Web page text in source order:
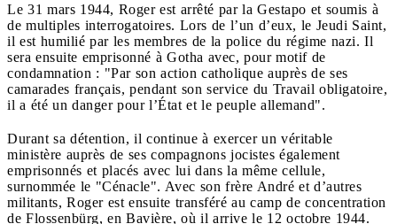
Le 31 mars 1944, Roger est arrêté par la Gestapo et soumis à
de multiples interrogatoires. Lors de l’un d’eux, le Jeudi Saint,
il est humilié par les membres de la police du régime nazi. Il
sera ensuite emprisonné à Gotha avec, pour motif de
condamnation : "Par son action catholique auprès de ses
camarades français, pendant son service du Travail obligatoire,
il a été un danger pour l’État et le peuple allemand".
Durant sa détention, il continue à exercer un véritable
ministère auprès de ses compagnons jocistes également
emprisonnés et placés avec lui dans la même cellule,
surnommée le "Cénacle". Avec son frère André et d’autres
militants, Roger est ensuite transféré au camp de concentration
de Flossenbürg, en Bavière, où il arrive le 12 octobre 1944.